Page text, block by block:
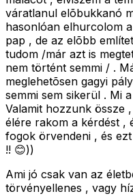
váratlanul elõbukkanó
hasonlóan elhurcolom
pap , de az elõbb
tudom /már azt is
nem történt semmi / .
meglehetõsen gagyi
semmi sem sikerül . Mi
Valamit hozzunk össze
élére rakom a kérdést ,
fogok örvendeni , és
!! 😊))
Ami jó csak van az
törvényellenes , vagy